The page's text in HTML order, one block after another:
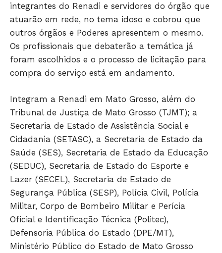
integrantes do Renadi e servidores do órgão que
atuarão em rede, no tema idoso e cobrou que
outros órgãos e Poderes apresentem o mesmo.
Os profissionais que debaterão a temática já
foram escolhidos e o processo de licitação para
compra do serviço está em andamento.
Integram a Renadi em Mato Grosso, além do
Tribunal de Justiça de Mato Grosso (TJMT); a
Secretaria de Estado de Assistência Social e
Cidadania (SETASC), a Secretaria de Estado da
Saúde (SES), Secretaria de Estado da Educação
(SEDUC), Secretaria de Estado do Esporte e
Lazer (SECEL), Secretaria de Estado de
Segurança Pública (SESP), Polícia Civil, Polícia
Militar, Corpo de Bombeiro Militar e Perícia
Oficial e Identificação Técnica (Politec),
Defensoria Pública do Estado (DPE/MT),
Ministério Público do Estado de Mato Grosso